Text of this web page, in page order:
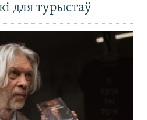
для турыстаў